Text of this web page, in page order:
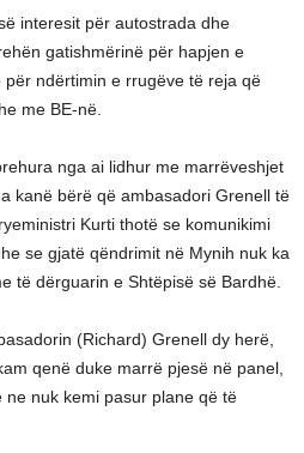
interesit për autostrada dhe
gatishmërinë për hapjen e
ndërtimin e rrugëve të reja që
me BE-në.
nga ai lidhur me marrëveshjet
kanë bërë që ambasadori Grenell të
Kurti thotë se komunikimi
se gjatë qëndrimit në Mynih nuk ka
të dërguarin e Shtëpisë së Bardhë.
(Richard) Grenell dy herë,
qenë duke marrë pjesë në panel,
nuk kemi pasur plane që të